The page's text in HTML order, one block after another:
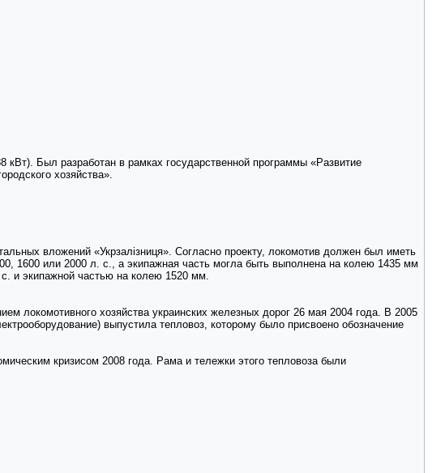
Был разработан в рамках государственной программы «Развитие
хозяйства».
вложений «Укрзалізниця». Согласно проекту, локомотив должен был иметь
1600 или 2000 л. с., а экипажная часть могла быть выполнена на колею 1435 мм
и экипажной частью на колею 1520 мм.
локомотивного хозяйства украинских железных дорог 26 мая 2004 года. В 2005
выпустила тепловоз, которому было присвоено обозначение
кризисом 2008 года. Рама и тележки этого тепловоза были